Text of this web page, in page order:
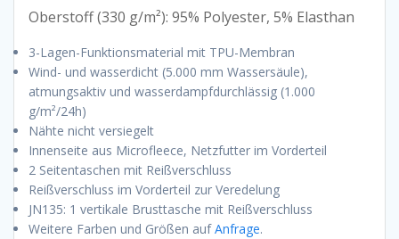
bis
€84,50
Oberstoff (330 g/m²): 95% Polyester, 5% Elasthan
3-Lagen-Funktionsmaterial mit TPU-Membran
Wind- und wasserdicht (5.000 mm Wassersäule),
atmungsaktiv und wasserdampfdurchlässig (1.000
g/m²/24h)
Nähte nicht versiegelt
Innenseite aus Microfleece, Netzfutter im Vorderteil
2 Seitentaschen mit Reißverschluss
Reißverschluss im Vorderteil zur Veredelung
JN135: 1 vertikale Brusttasche mit Reißverschluss
Weitere Farben und Größen aufAnfrage.